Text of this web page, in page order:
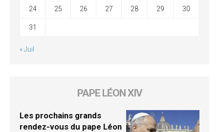
24 25 26 27 28 29 30
31
« Juil
PAPE LÉON XIV
Les prochains grands
rendez-vous du pape Léon